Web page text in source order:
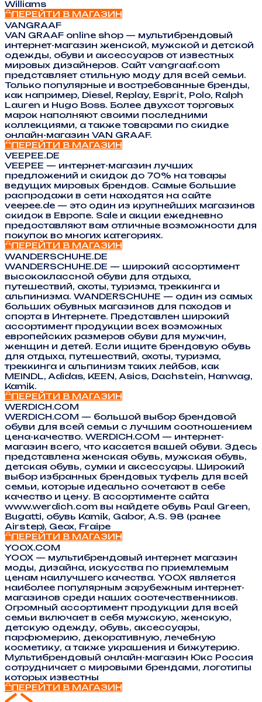
Williams
ПЕРЕЙТИ В МАГАЗИН
VANGRAAF
VAN GRAAF online shop — мультибрендовый
интернет-магазин женской, мужской и детской
одежды, обуви и аксессуаров от известных
мировых дизайнеров. Сайт vangraaf.com
представляет стильную моду для всей семьи.
Только популярные и востребованные бренды,
как например, Diesel, Replay, Esprit, Polo, Ralph
Lauren и Hugo Boss. Более двухсот торговых
марок наполняют своими последними
коллекциями, а также товарами по скидке
онлайн-магазин VAN GRAAF.
ПЕРЕЙТИ В МАГАЗИН
VEEPEE.DE
VEEPEE — интернет-магазин лучших
предложений и скидок до 70% на товары
ведущих мировых брендов. Самые большие
распродажи в сети находятся на сайте
veepee.de — это один из крупнейших магазинов
скидок в Европе. Sale и акции ежедневно
предоставляют вам отличные возможности для
покупок во многих категориях.
ПЕРЕЙТИ В МАГАЗИН
WANDERSCHUHE.DE
WANDERSCHUHE.DE — широкий ассортимент
высококлассной обуви для отдыха,
путешествий, охоты, туризма, треккинга и
альпинизма. WANDERSCHUHE — один из самых
больших обувных магазинов для походов и
спорта в Интернете. Представлен широкий
ассортимент продукции всех возможных
европейских размеров обуви для мужчин,
женщин и детей. Если ищите брендовую обувь
для отдыха, путешествий, охоты, туризма,
треккинга и альпинизм таких лейбов, как
MEINDL, Adidas, KEEN, Asics, Dachstein, Hanwag,
Kamik.
ПЕРЕЙТИ В МАГАЗИН
WERDICH.COM
WERDICH.COM — большой выбор брендовой
обуви для всей семьи с лучшим соотношением
цена-качество. WERDICH.COM — интернет-
магазин всего, что касается вашей обуви. Здесь
представлена женская обувь, мужская обувь,
детская обувь, сумки и аксессуары. Широкий
выбор избранных брендовых туфель для всей
семьи, которые идеально сочетают в себе
качество и цену. В ассортименте сайта
www.werdich.com вы найдете обувь Paul Green,
Bugatti, обувь Kamik, Gabor, A.S. 98 (ранее
Airstep), Geox, Fraipe
ПЕРЕЙТИ В МАГАЗИН
YOOX.COM
YOOX — мультибрендовый интернет магазин
моды, дизайна, искусства по приемлемым
ценам наилучшего качества. YOOX является
наиболее популярным зарубежным интернет-
магазинов среди наших соотечественников.
Огромный ассортимент продукции для всей
семьи включает в себя мужскую, женскую,
детскую одежду, обувь, аксессуары,
парфюмерию, декоративную, лечебную
косметику, а также украшения и бижутерию.
Мультибрендовый онлайн-магазин Юкс Россия
сотрудничает с мировыми брендами, логотипы
которых известны
ПЕРЕЙТИ В МАГАЗИН